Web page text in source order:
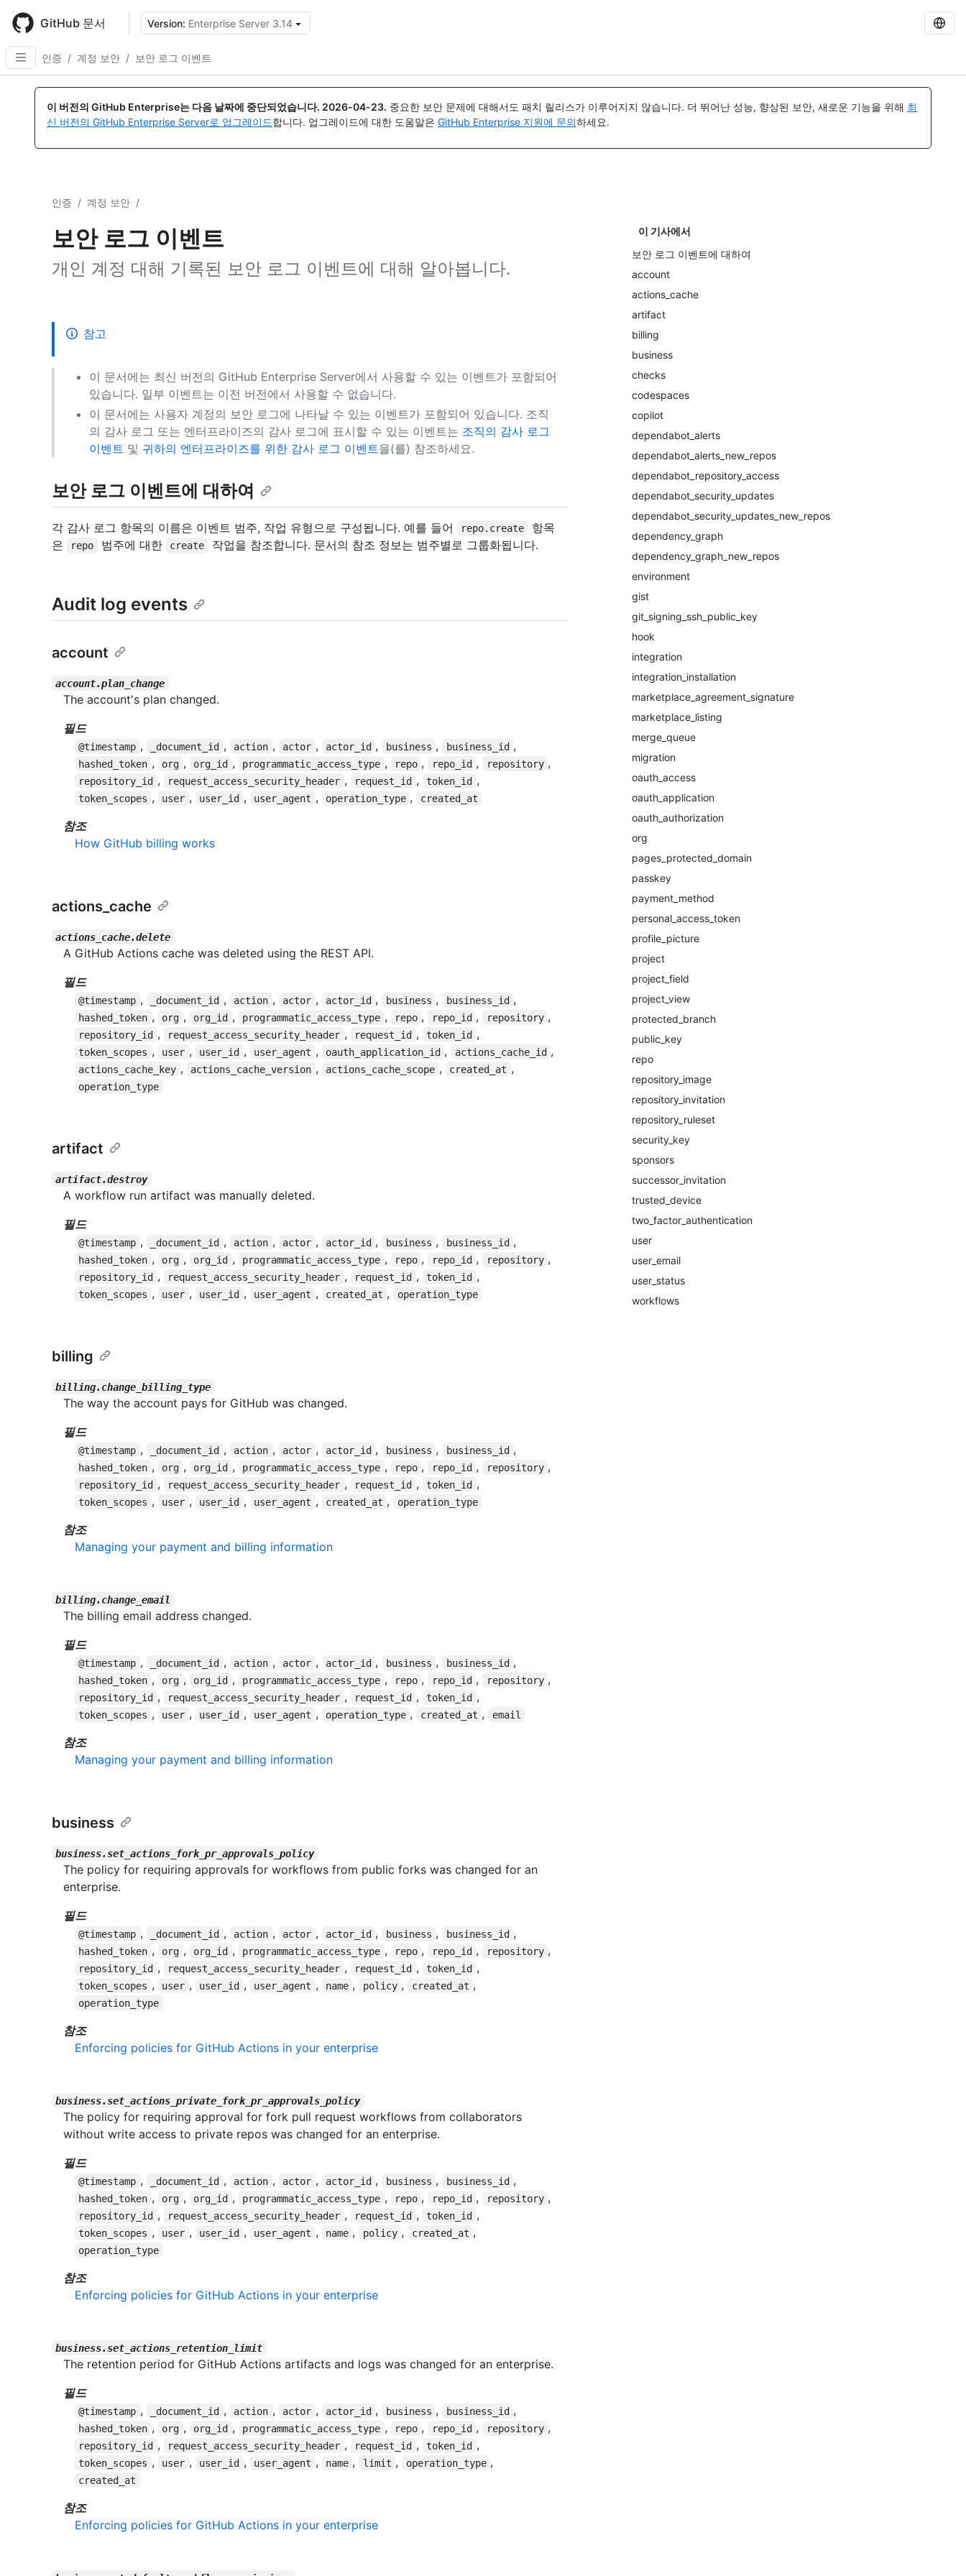
main
content
GitHub 문서 Version: Enterprise Server 3.14
인증 / 계정 보안 / 보안 로그 이벤트
이 버전의 GitHub Enterprise는 다음 날짜에 중단되었습니다. 2026-04-23. 중요한 보안 문제에 대해서도 패치 릴리스가 이루어지지 않습니다. 더 뛰어난 성능, 향상된 보안, 새로운 기능을 위해 최
신 버전의 GitHub Enterprise Server로 업그레이드합니다. 업그레이드에 대한 도움말은 GitHub Enterprise 지원에 문의하세요.
인증 / 계정 보안 /
보안 로그 이벤트
개인 계정 대해 기록된 보안 로그 이벤트에 대해 알아봅니다.
이 기사에서
보안 로그 이벤트에 대하여
account
actions_cache
artifact
billing
business
checks
codespaces
copilot
dependabot_alerts
dependabot_alerts_new_repos
dependabot_repository_access
dependabot_security_updates
dependabot_security_updates_new_repos
dependency_graph
dependency_graph_new_repos
environment
gist
git_signing_ssh_public_key
hook
integration
integration_installation
marketplace_agreement_signature
marketplace_listing
merge_queue
migration
oauth_access
oauth_application
oauth_authorization
org
pages_protected_domain
passkey
payment_method
personal_access_token
profile_picture
project
project_field
project_view
protected_branch
public_key
repo
repository_image
repository_invitation
repository_ruleset
security_key
sponsors
successor_invitation
trusted_device
two_factor_authentication
user
user_email
user_status
workflows
참고
이 문서에는 최신 버전의 GitHub Enterprise Server에서 사용할 수 있는 이벤트가 포함되어
있습니다. 일부 이벤트는 이전 버전에서 사용할 수 없습니다.
이 문서에는 사용자 계정의 보안 로그에 나타날 수 있는 이벤트가 포함되어 있습니다. 조직
의 감사 로그 또는 엔터프라이즈의 감사 로그에 표시할 수 있는 이벤트는 조직의 감사 로그
이벤트 및 귀하의 엔터프라이즈를 위한 감사 로그 이벤트을(를) 참조하세요.
보안 로그 이벤트에 대하여
각 감사 로그 항목의 이름은 이벤트 범주, 작업 유형으로 구성됩니다. 예를 들어 repo.create
항목
은
repo 범주에 대한 create 작업을 참조합니다. 문서의 참조 정보는 범주별로 그룹화됩니다.
Audit log events
account
account.plan_change
The account's plan changed.
필드
@timestamp , _document_id , action , actor , actor_id , business , business_id ,
hashed_token , org , org_id , programmatic_access_type , repo , repo_id , repository ,
repository_id , request_access_security_header , request_id , token_id ,
token_scopes , user , user_id , user_agent , operation_type , created_at
참조
How GitHub billing works
actions_cache
actions_cache.delete
A GitHub Actions cache was deleted using the REST API.
필드
@timestamp , _document_id , action , actor , actor_id , business , business_id ,
hashed_token , org , org_id , programmatic_access_type , repo , repo_id , repository ,
repository_id , request_access_security_header , request_id , token_id ,
token_scopes , user , user_id , user_agent , oauth_application_id , actions_cache_id ,
actions_cache_key , actions_cache_version , actions_cache_scope , created_at ,
operation_type
artifact
artifact.destroy
A workflow run artifact was manually deleted.
필드
@timestamp , _document_id , action , actor , actor_id , business , business_id ,
hashed_token , org , org_id , programmatic_access_type , repo , repo_id , repository ,
repository_id , request_access_security_header , request_id , token_id ,
token_scopes , user , user_id , user_agent , created_at , operation_type
billing
billing.change_billing_type
The way the account pays for GitHub was changed.
필드
@timestamp , _document_id , action , actor , actor_id , business , business_id ,
hashed_token , org , org_id , programmatic_access_type , repo , repo_id , repository ,
repository_id , request_access_security_header , request_id , token_id ,
token_scopes , user , user_id , user_agent , created_at , operation_type
참조
Managing your payment and billing information
billing.change_email
The billing email address changed.
필드
@timestamp , _document_id , action , actor , actor_id , business , business_id ,
hashed_token , org , org_id , programmatic_access_type , repo , repo_id , repository ,
repository_id , request_access_security_header , request_id , token_id ,
token_scopes , user , user_id , user_agent , operation_type , created_at , email
참조
Managing your payment and billing information
business
business.set_actions_fork_pr_approvals_policy
The policy for requiring approvals for workflows from public forks was changed for an
enterprise.
필드
@timestamp , _document_id , action , actor , actor_id , business , business_id ,
hashed_token , org , org_id , programmatic_access_type , repo , repo_id , repository ,
repository_id , request_access_security_header , request_id , token_id ,
token_scopes , user , user_id , user_agent , name , policy , created_at ,
operation_type
참조
Enforcing policies for GitHub Actions in your enterprise
business.set_actions_private_fork_pr_approvals_policy
The policy for requiring approval for fork pull request workflows from collaborators
without write access to private repos was changed for an enterprise.
필드
@timestamp , _document_id , action , actor , actor_id , business , business_id ,
hashed_token , org , org_id , programmatic_access_type , repo , repo_id , repository ,
repository_id , request_access_security_header , request_id , token_id ,
token_scopes , user , user_id , user_agent , name , policy , created_at ,
operation_type
참조
Enforcing policies for GitHub Actions in your enterprise
business.set_actions_retention_limit
The retention period for GitHub Actions artifacts and logs was changed for an enterprise.
필드
@timestamp , _document_id , action , actor , actor_id , business , business_id ,
hashed_token , org , org_id , programmatic_access_type , repo , repo_id , repository ,
repository_id , request_access_security_header , request_id , token_id ,
token_scopes , user , user_id , user_agent , name , limit , operation_type ,
created_at
참조
Enforcing policies for GitHub Actions in your enterprise